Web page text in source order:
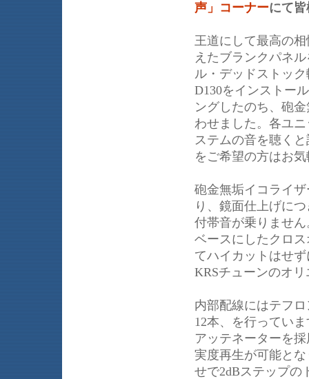
声」コーナーにて皆
王道にして最高の
えたブランクパネ
ル・デッドストッ
D130をインストー
ングしたのち、砲
わせました。各ユ
ステムの音を聴く
をご希望の方はお
砲金無垢イコライ
り、鏡面仕上げに
付帯音が乗りませ
ベースにしたクロ
てハイカットはせ
KRSチューンのオ
内部配線にはテフ
12本、を行ってい
アッテネーターを
実度再生が可能と
せで2dBステップの